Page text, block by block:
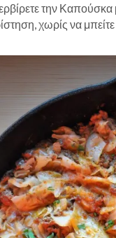
την
χωρίς να